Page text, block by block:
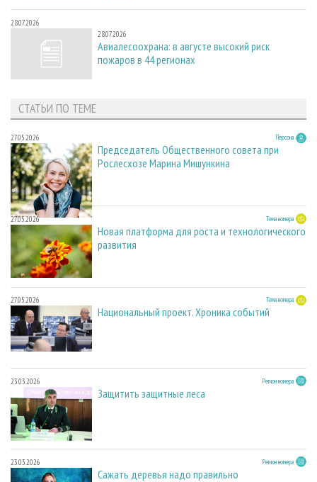
28.07.2026
28.07.2026
Авиалесоохрана: в августе высокий риск
пожаров в 44 регионах
СТАТЬИ ПО ТЕМЕ
27.05.2026 Персона
Председатель Общественного совета при
Рослесхозе Марина Мишункина
27.05.2026 Тема номера
Новая платформа для роста и технологического
развития
27.05.2026 Тема номера
Национальный проект. Хроника событий
23.03.2026 Регион номера
Защитить защитные леса
23.03.2026 Регион номера
Сажать деревья надо правильно